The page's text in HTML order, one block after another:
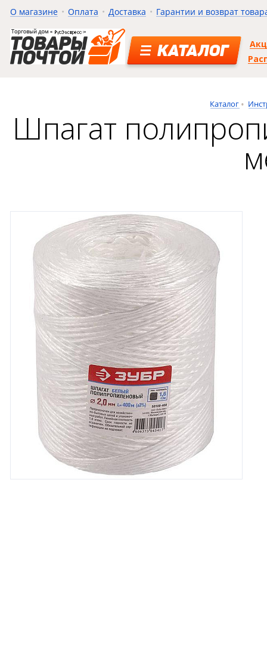
О магазине Оплата Доставка Гарантии и возврат
КАТАЛОГ
Каталог
Шпагат